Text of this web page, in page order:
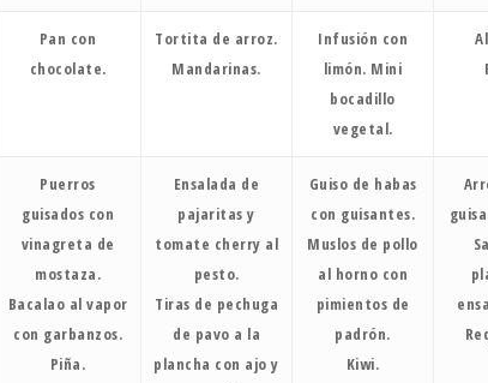
Pan con
chocolate.
Tortita de arroz.
Mandarinas.
Infusión con
limón. Mini
bocadillo
vegetal.
Puerros
guisados con
vinagreta de
mostaza.
Bacalao al vapor
con garbanzos.
Piña.
Ensalada de
pajaritas y
tomate cherry al
pesto.
Tiras de pechuga
de pavo a la
plancha con ajo y
Guiso de habas
con guisantes.
Muslos de pollo
al horno con
pimientos de
padrón.
Kiwi.